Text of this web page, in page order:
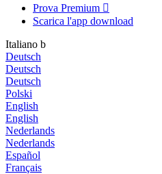
Prova Premium 
Scarica l'app download
Italiano b
Deutsch
Deutsch
Deutsch
Polski
English
English
Nederlands
Nederlands
Español
Français